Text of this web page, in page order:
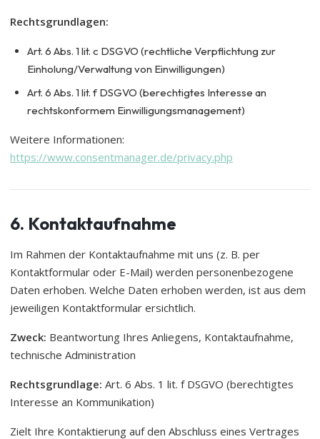
Rechtsgrundlagen:
Art. 6 Abs. 1 lit. c DSGVO (rechtliche Verpflichtung zur
Einholung/Verwaltung von Einwilligungen)
Art. 6 Abs. 1 lit. f DSGVO (berechtigtes Interesse an
rechtskonformem Einwilligungsmanagement)
Weitere Informationen:
https://www.consentmanager.de/privacy.php
6. Kontaktaufnahme
Im Rahmen der Kontaktaufnahme mit uns (z. B. per
Kontaktformular oder E-Mail) werden personenbezogene
Daten erhoben. Welche Daten erhoben werden, ist aus dem
jeweiligen Kontaktformular ersichtlich.
Zweck: Beantwortung Ihres Anliegens, Kontaktaufnahme,
technische Administration
Rechtsgrundlage: Art. 6 Abs. 1 lit. f DSGVO (berechtigtes
Interesse an Kommunikation)
Zielt Ihre Kontaktierung auf den Abschluss eines Vertrages